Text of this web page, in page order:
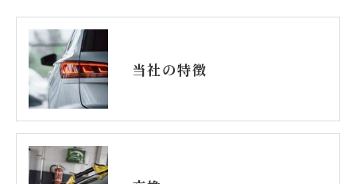
当社の特徴